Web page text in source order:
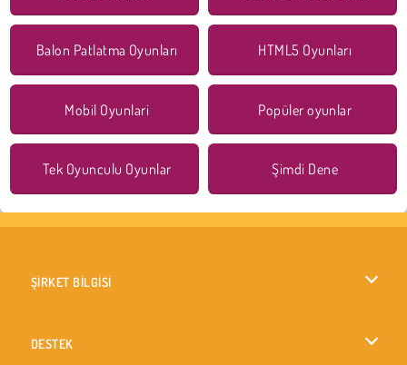
Balon Patlatma Oyunları HTML5 Oyunları
Mobil Oyunlari Popüler oyunlar
Tek Oyunculu Oyunlar Şimdi Dene
ŞİRKET BİLGİSİ
DESTEK